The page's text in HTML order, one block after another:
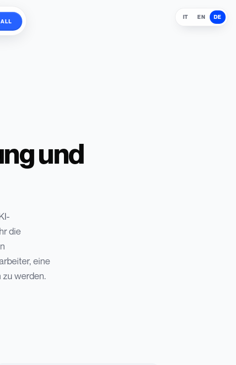
IT EN DE
und
die
eine
werden.